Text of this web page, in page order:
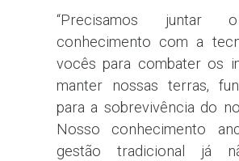
“Precisamos juntar
conhecimento com a
vocês para combater os
manter nossas terras,
para a sobrevivência do
Nosso conhecimento
gestão tradicional já